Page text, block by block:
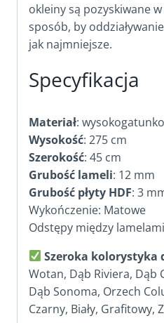
okleiny są pozyskiwane
sposób, by
jak najmniejsze.
Specyfikacja
Materiał:
Wysokość: 275 cm
Szerokość: 45 cm
Grubość lameli: 12 mm
Grubość płyty HDF: 3
Wykończenie: Matowe
Odstępy między
Szeroka kolorystyka
Wotan, Dąb Riviera, Dąb
Dąb Sonoma, Orzech
Czarny, Biały, Grafitowy,